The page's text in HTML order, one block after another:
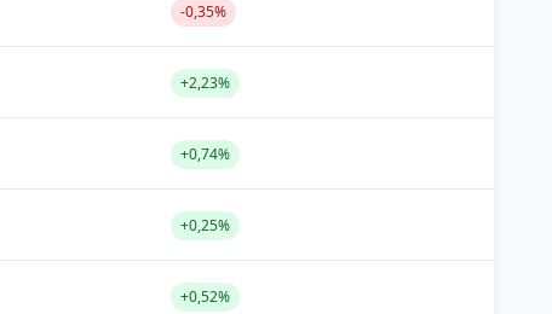
-0,35%
+2,23%
+0,74%
+0,25%
+0,52%